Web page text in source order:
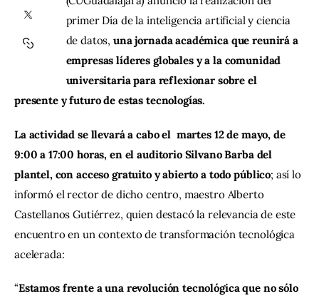
Contacto
primer Día de la inteligencia artificial y ciencia
de datos, una jornada académica que reunirá a
empresas líderes globales y a la comunidad
universitaria para reflexionar sobre el
presente y futuro de estas tecnologías.
La actividad se llevará a cabo el  martes 12 de mayo, de
9:00 a 17:00 horas, en el auditorio Silvano Barba del
plantel, con acceso gratuito y abierto a todo público; así lo
informó el rector de dicho centro, maestro Alberto
Castellanos Gutiérrez, quien destacó la relevancia de este
encuentro en un contexto de transformación tecnológica
acelerada:
“Estamos frente a una revolución tecnológica que no sólo